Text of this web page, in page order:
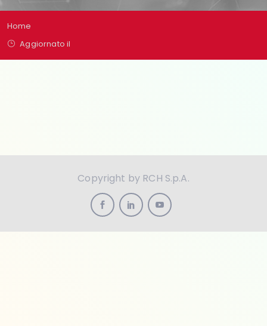
Home
Aggiornato il
Copyright by RCH S.p.A.